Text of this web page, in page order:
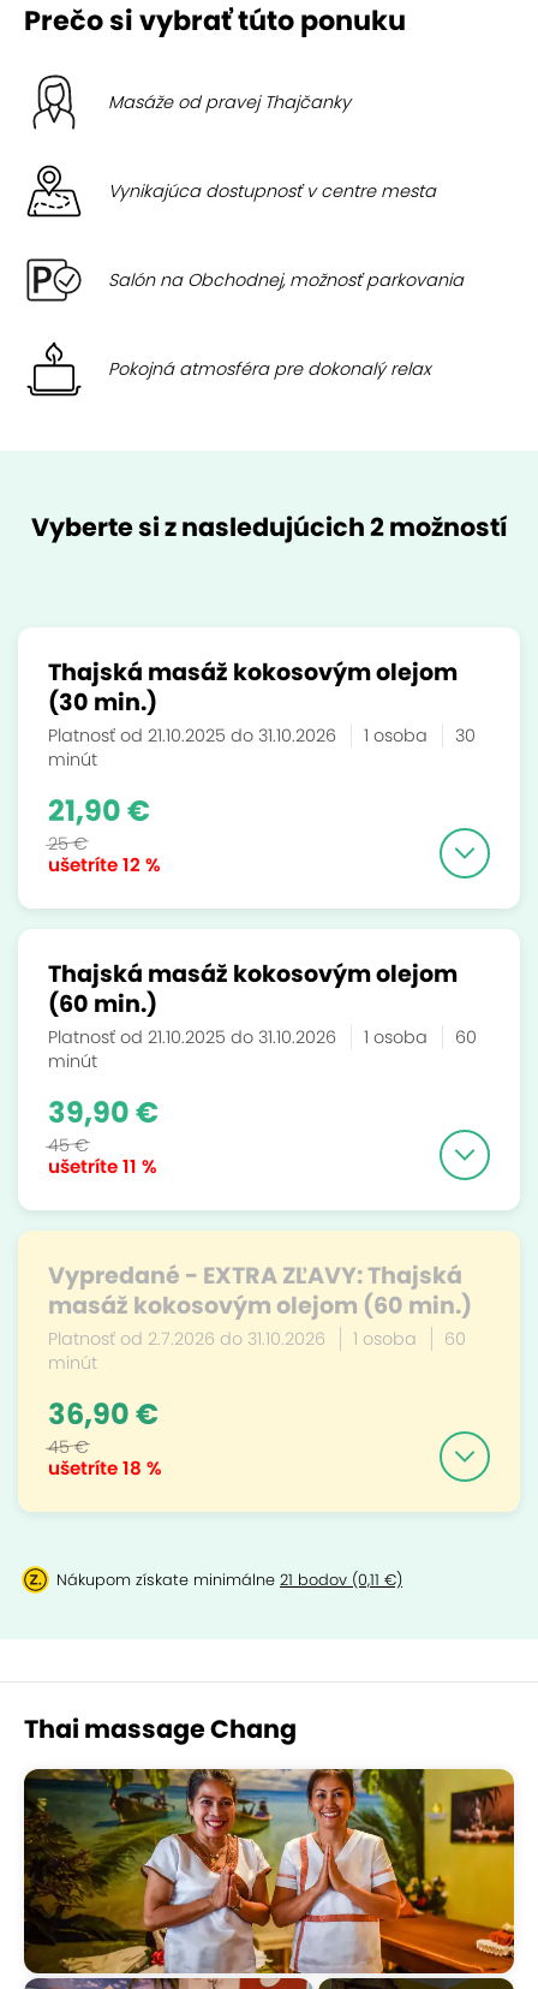
Prečo si vybrať túto ponuku
Masáže od pravej Thajčanky
Vynikajúca dostupnosť v centre mesta
Salón na Obchodnej, možnosť parkovania
Pokojná atmosféra pre dokonalý relax
Vyberte si z nasledujúcich 2 možností
Thajská masáž kokosovým olejom
(30 min.)
Platnosť od 21.10.2025 do 31.10.2026 1 osoba
30
minút
ušetríte12 %
21,90 €
25 €
Thajská masáž kokosovým olejom
(60 min.)
Platnosť od 21.10.2025 do 31.10.2026 1 osoba
60
minút
ušetríte11 %
39,90 €
45 €
Vypredané - EXTRA ZĽAVY: Thajská
masáž kokosovým olejom (60 min.)
Platnosť od 2.7.2026 do 31.10.2026 1 osoba
60
minút
ušetríte18 %
36,90 €
45 €
Nákupom získate minimálne 21 bodov (0,11 €)
Thai massage Chang